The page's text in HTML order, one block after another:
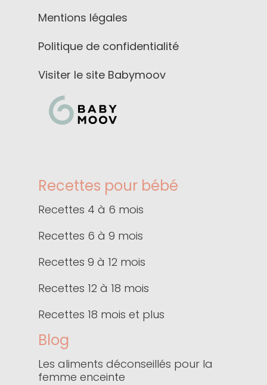
Mentions légales
Politique de confidentialité
Visiter le site Babymoov
Recettes pour bébé
Recettes 4 à 6 mois
Recettes 6 à 9 mois
Recettes 9 à 12 mois
Recettes 12 à 18 mois
Recettes 18 mois et plus
Blog
Les aliments déconseillés pour la
femme enceinte